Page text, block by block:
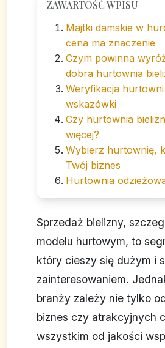
ZAWARTOŚĆ WPISU
Majtki damskie w
cena ma znaczenie
Czym powinna
dobra hurtownia
Weryfikacja
wskazówki
Czy hurtownia
więcej?
Wybierz hurtownię,
Twój biznes
Hurtownia
Sprzedaż bielizny,
modelu hurtowym, to
który cieszy się dużym i
zainteresowaniem.
branży zależy nie tylko
biznes czy atrakcyjnych
wszystkim od jakości